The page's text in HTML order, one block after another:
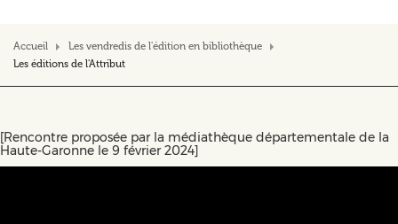
Accueil
Les vendredis de l'édition en bibliothèque
Les éditions de l'Attribut
[Rencontre proposée par la médiathèque départementale de la
Haute-Garonne le 9 février 2024]